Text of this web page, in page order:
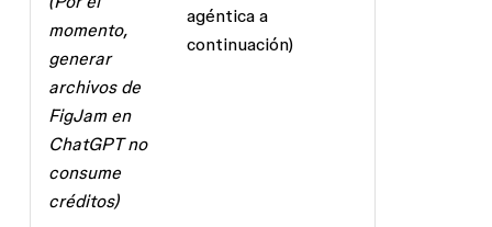
momento,
generar
archivos de
FigJam en
ChatGPT no
consume
créditos)
agéntica a
continuación)